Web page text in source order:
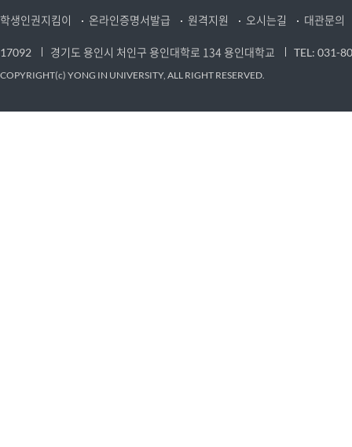
학생인권지킴이 온라인증명서발급 원격지원 오시는길 대관문의
17092 경기도 용인시 처인구 용인대학로 134 용인대학교 TEL: 031-
COPYRIGHT(c) YONG IN UNIVERSITY, ALL RIGHT RESERVED.